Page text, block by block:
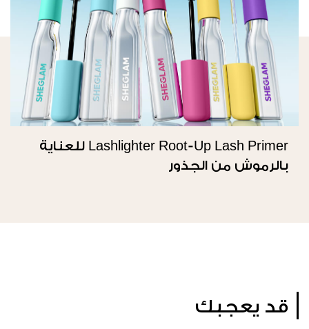
Lashlighter Root-Up Lash Primer للعناية
بالرموش من الجذور
قد يعجبك